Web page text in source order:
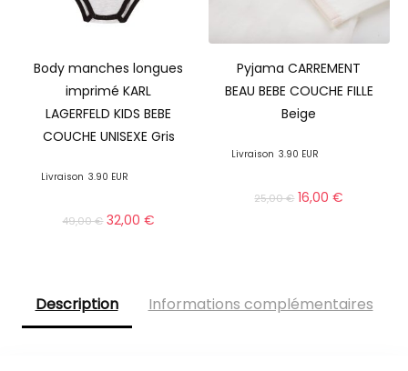
Body manches longues
imprimé KARL
LAGERFELD KIDS BEBE
COUCHE UNISEXE Gris
Livraison 3.90 EUR
49,00€ 32,00€
Pyjama CARREMENT
BEAU BEBE COUCHE FILLE
Beige
Livraison 3.90 EUR
25,00€ 16,00€
Description Informations complémentaires